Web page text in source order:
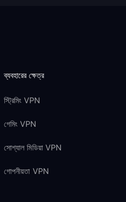
ব্যবহারের ক্ষেত্র
স্ট্রিমিং VPN
গেমিং VPN
সোশ্যাল মিডিয়া VPN
গোপনীয়তা VPN